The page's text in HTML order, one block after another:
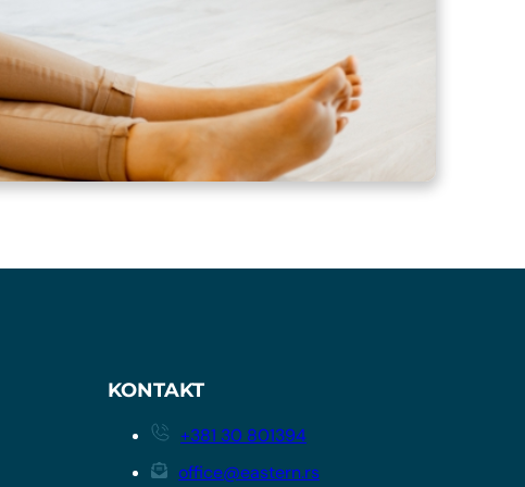
KONTAKT
+381 30 801394
office@eastern.rs